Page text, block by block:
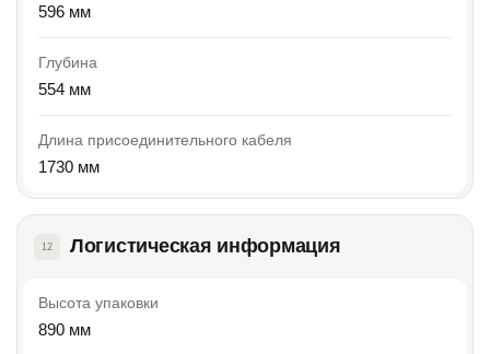
596 мм
Глубина
554 мм
Длина присоединительного кабеля
1730 мм
12 Логистическая информация
Высота упаковки
890 мм